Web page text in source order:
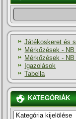
Játékoskeret és
Mérkőzések - NB I
Mérkőzések - NB
Igazolások
Tabella
KATEGÓRIÁK
KATEGÓRIÁK